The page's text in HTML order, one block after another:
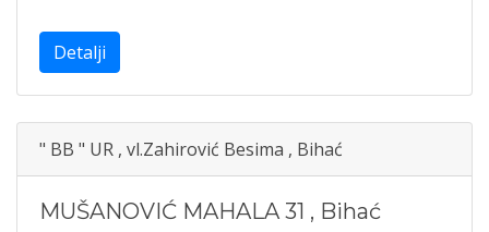
Detalji
" BB " UR , vl.Zahirović Besima , Bihać
MUŠANOVIĆ MAHALA 31 , Bihać